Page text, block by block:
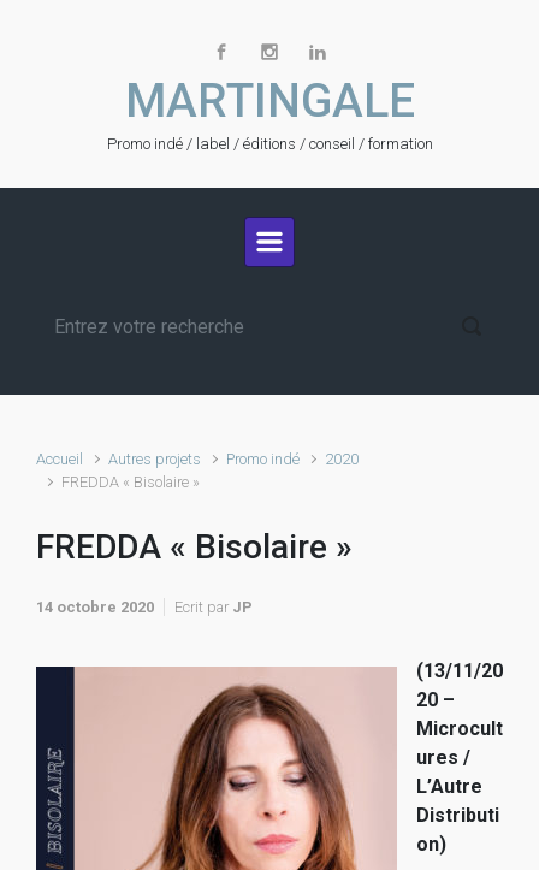
MARTINGALE
Promo indé / label / éditions / conseil / formation
Accueil Autres projets Promo indé
2020
FREDDA « Bisolaire »
FREDDA « Bisolaire »
14 octobre 2020 Ecrit par JP
(13/11/20
20 –
Microcult
ures /
L’Autre
Distributi
on)